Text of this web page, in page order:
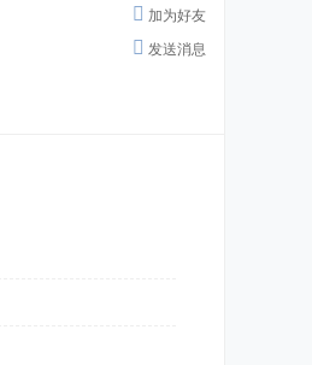
加为好友
发送消息